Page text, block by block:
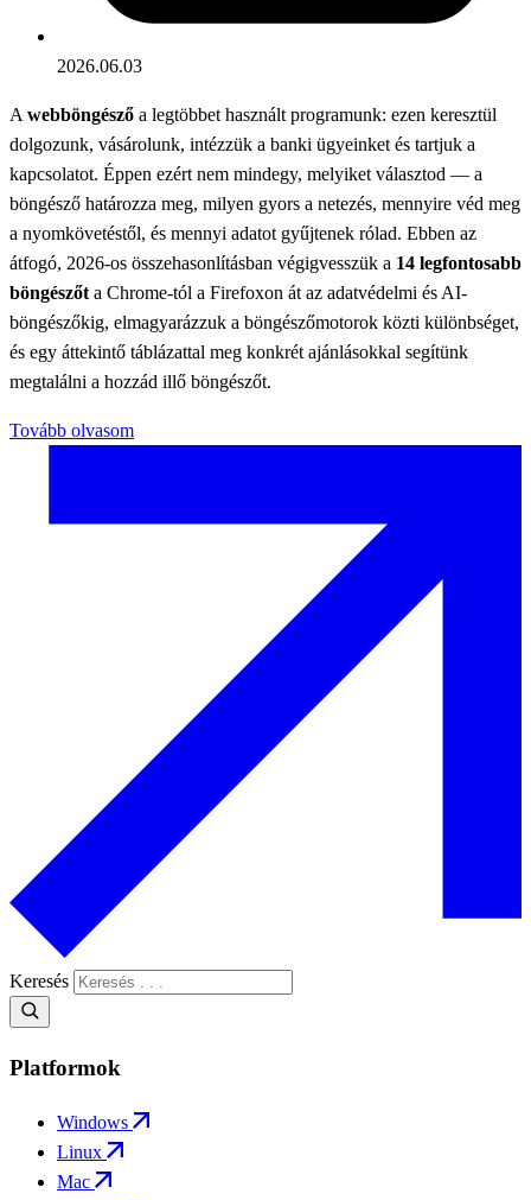
2026.06.03
A webböngésző a legtöbbet használt programunk: ezen keresztül
dolgozunk, vásárolunk, intézzük a banki ügyeinket és tartjuk a
kapcsolatot. Éppen ezért nem mindegy, melyiket választod — a
böngésző határozza meg, milyen gyors a netezés, mennyire véd meg
a nyomkövetéstől, és mennyi adatot gyűjtenek rólad. Ebben az
átfogó, 2026-os összehasonlításban végigvesszük a 14 legfontosabb
böngészőt a Chrome-tól a Firefoxon át az adatvédelmi és AI-
böngészőkig, elmagyarázzuk a böngészőmotorok közti különbséget,
és egy áttekintő táblázattal meg konkrét ajánlásokkal segítünk
megtalálni a hozzád illő böngészőt.
Tovább olvasom
Keresés
Platformok
Windows
Linux
Mac